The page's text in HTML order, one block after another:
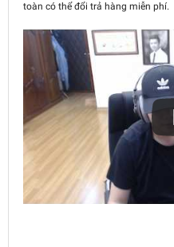
toàn có thể đổi trả hàng miễn phí.